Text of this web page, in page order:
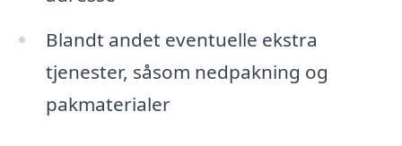
Blandt andet eventuelle ekstra
tjenester, såsom nedpakning og
pakmaterialer